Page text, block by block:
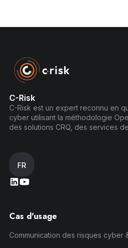
C-Risk
C-Risk est un expert reconnu en
cyber utilisant la méthodologie
des solutions CRQ, des services
FR
Cas d'usage
Communication des risques cyber